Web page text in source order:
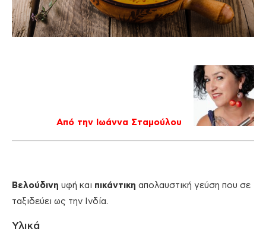
Από την Ιωάννα Σταμούλου
Βελούδινη υφή και πικάντικη απολαυστική γεύση που σε
ταξιδεύει ως την Ινδία.
Υλικά